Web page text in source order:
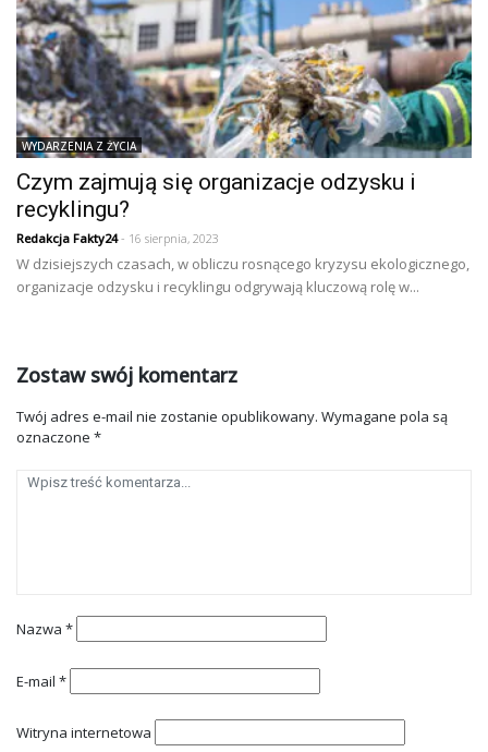
WYDARZENIA Z ŻYCIA
Czym zajmują się organizacje odzysku i
recyklingu?
Redakcja Fakty24- 16 sierpnia, 2023
W dzisiejszych czasach, w obliczu rosnącego kryzysu ekologicznego,
organizacje odzysku i recyklingu odgrywają kluczową rolę w...
Zostaw swój komentarz
Twój adres e-mail nie zostanie opublikowany. Wymagane pola są
oznaczone *
Nazwa *
E-mail *
Witryna internetowa